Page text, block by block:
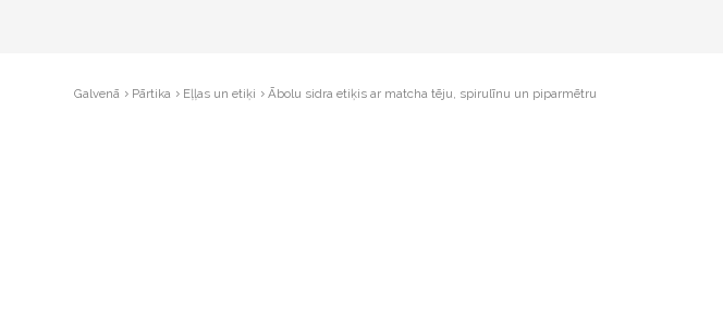
Galvenā Pārtika Eļļas un etiķi Ābolu sidra etiķis ar matcha tēju, spirulīnu un piparmētru